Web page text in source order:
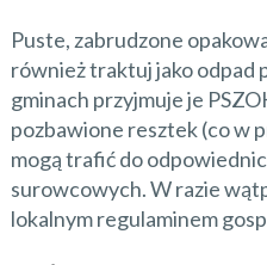
Puste, zabrudzone
również traktuj jako odpad
gminach przyjmuje je
pozbawione resztek (co w
mogą trafić do
surowcowych. W razie
lokalnym regulaminem